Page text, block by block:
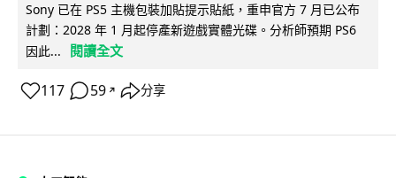
Sony 已在 PS5 主機包裝加貼提示貼紙，重申官方 7 月已公布
計劃：2028 年 1 月起停產新遊戲實體光碟。分析師預期 PS6
因此...
閱讀全文
117 59 ↗ 分享